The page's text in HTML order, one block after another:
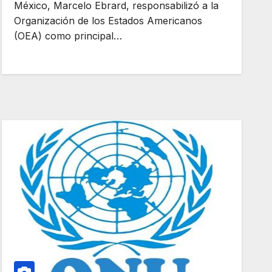
México, Marcelo Ebrard, responsabilizó a la
Organización de los Estados Americanos
(OEA) como principal…